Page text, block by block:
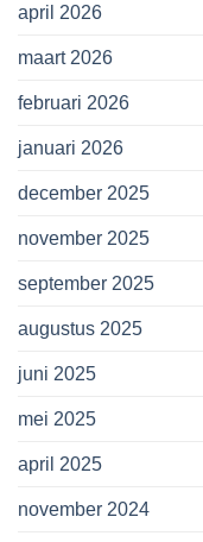
april 2026
maart 2026
februari 2026
januari 2026
december 2025
november 2025
september 2025
augustus 2025
juni 2025
mei 2025
april 2025
november 2024